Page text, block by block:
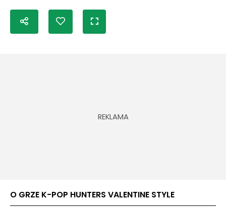
O GRZE K-POP HUNTERS VALENTINE STYLE